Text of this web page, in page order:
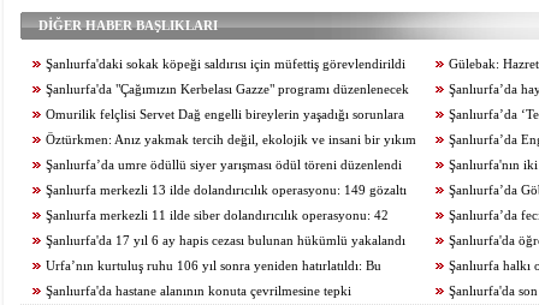
DİĞER HABER BAŞLIKLARI
Şanlıurfa'daki sokak köpeği saldırısı için müfettiş görevlendirildi
Gülebak:
Şanlıurfa'da "Çağımızın Kerbelası Gazze" programı düzenlenecek
Şanlıurfa’da
artırıldı
Omurilik felçlisi Servet Dağ engelli bireylerin yaşadığı sorunlara
dikkat çekti
Şanlıurfa’da
yapıldı
Öztürkmen: Anız yakmak tercih değil, ekolojik ve insani bir yıkım
Şanlıurfa’da
düzenlendi
Şanlıurfa’da umre ödüllü siyer yarışması ödül töreni düzenlendi
Şanlıurfa'nın
Şanlıurfa merkezli 13 ilde dolandırıcılık operasyonu: 149 gözaltı
Şanlıurfa’da
yakalandı
Şanlıurfa merkezli 11 ilde siber dolandırıcılık operasyonu: 42
gözaltı
Şanlıurfa’da
Şanlıurfa'da 17 yıl 6 ay hapis cezası bulunan hükümlü yakalandı
Şanlıurfa'da
Urfa’nın kurtuluş ruhu 106 yıl sonra yeniden hatırlatıldı: Bu
topraklar kanla ve imanla savunuldu
Şanlıurfa
Şanlıurfa'da hastane alanının konuta çevrilmesine tepki
Şanlıurfa'da